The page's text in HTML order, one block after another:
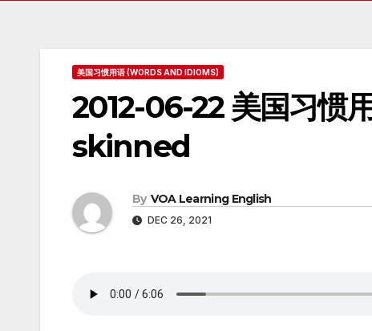
美国习惯用语 (WORDS AND IDIOMS)
2012-06-22 美国习惯
skinned
By VOA Learning English
DEC 26, 2021